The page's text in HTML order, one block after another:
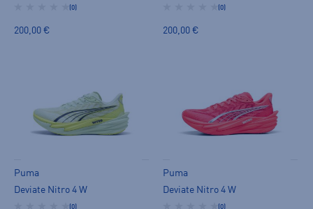
(0)
200,00 €
(0)
200,00 €
Puma
Deviate Nitro 4 W
(0)
Puma
Deviate Nitro 4 W
(0)